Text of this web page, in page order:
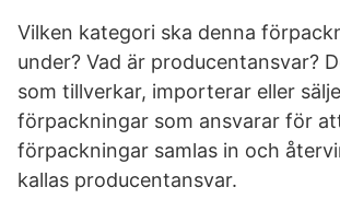
Vilken kategori ska denna
under? Vad är producentansvar?
som tillverkar, importerar eller
förpackningar som ansvarar för
förpackningar samlas in och
kallas producentansvar.